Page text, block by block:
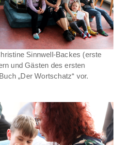
Sinnwell-Backes (erste
und Gästen des ersten
„Der Wortschatz“ vor.